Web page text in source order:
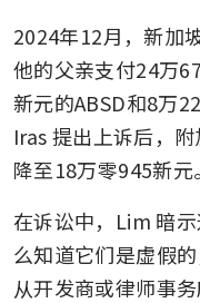
2024年12月，新加
他的父亲支付24万
新元的ABSD和8万
Iras 提出上诉后，
降至18万零945新元。
在诉讼中，Lim 暗
么知道它们是虚假
从开发商或律师事